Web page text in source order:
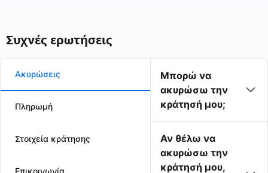
Συχνές ερωτήσεις
Ακυρώσεις
Πληρωμή
Στοιχεία κράτησης
Επικοινωνία
Μπορώ να
ακυρώσω την
κράτησή μου;
Αν θέλω να
ακυρώσω την
κράτησή μου,